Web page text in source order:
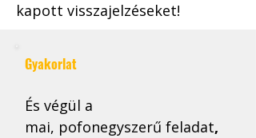
kapott visszajelzéseket!
Gyakorlat
És végül a
mai, pofonegyszerű feladat,